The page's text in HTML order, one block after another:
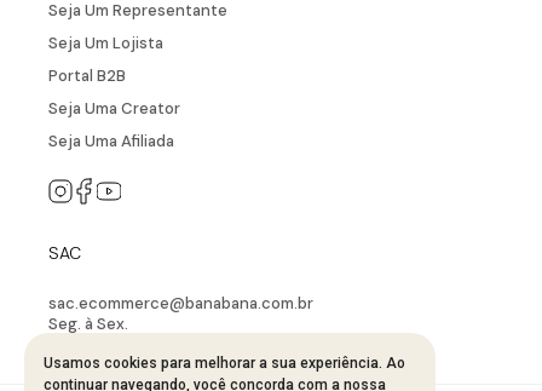
Usamos cookies para melhorar a sua experiência. Ao
continuar navegando, você concorda com a nossa
Fale Conosco
Sobre A Bana Bana